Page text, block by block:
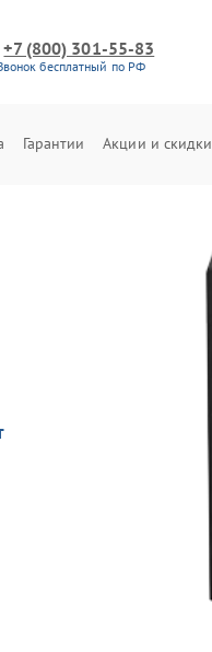
+7 (800) 301-55-83
бесплатный по РФ
Гарантии Акции и скидки